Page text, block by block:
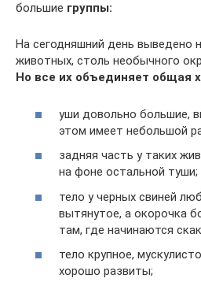
большие группы:
На сегодняшний день выведено
животных, столь необычного
Но все их объединяет общая
уши довольно большие,
этом имеет небольшой
задняя часть у таких
на фоне остальной туши;
тело у черных свиней
вытянутое, а окорочка
там, где начинаются
тело крупное,
хорошо развиты;